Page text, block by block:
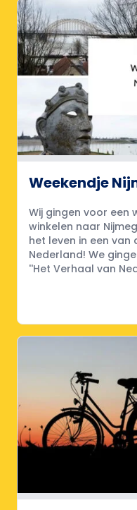
Weekendje
Wij gingen voor een
winkelen naar
het leven in een
Nederland! We
''Het Verhaal van